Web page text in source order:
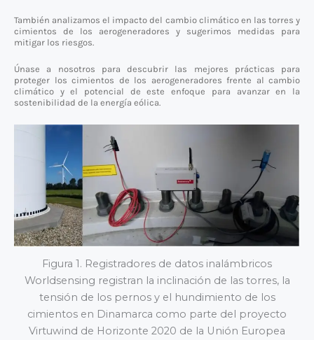
También analizamos el impacto del cambio climático en las torres y
cimientos de los aerogeneradores y sugerimos medidas para
mitigar los riesgos.
Únase a nosotros para descubrir las mejores prácticas para
proteger los cimientos de los aerogeneradores frente al cambio
climático y el potencial de este enfoque para avanzar en la
sostenibilidad de la energía eólica.
Figura 1. Registradores de datos inalámbricos
Worldsensing registran la inclinación de las torres, la
tensión de los pernos y el hundimiento de los
cimientos en Dinamarca como parte del proyecto
Virtuwind de Horizonte 2020 de la Unión Europea